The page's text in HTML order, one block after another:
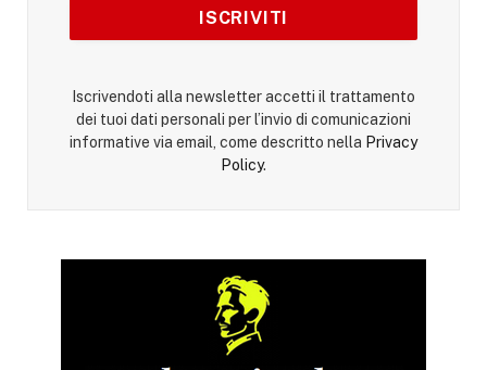
Iscrivendoti alla newsletter accetti il trattamento
dei tuoi dati personali per l’invio di comunicazioni
informative via email, come descritto nella Privacy
Policy.